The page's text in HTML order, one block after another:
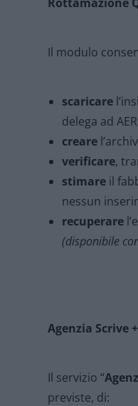
Il modulo
scaricare
delega ad AER
creare
verificare,
stimare il
nessun
recuperare
(disponibile
Agenzia Scrive
Il servizio “
previste, di: